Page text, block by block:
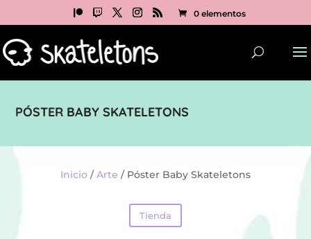
0 elementos
PÓSTER BABY SKATELETONS
Inicio/Arte / Póster Baby Skateletons
Tienda